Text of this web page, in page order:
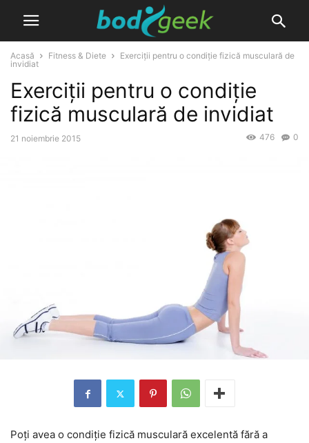
Acasă Fitness & Diete
Exerciții pentru o condiție fizică musculară de
invidiat
Exerciții pentru o condiție
fizică musculară de invidiat
21 noiembrie 2015 0
476
Poți avea o condiție fizică musculară excelentă fără a